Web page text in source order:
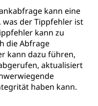
kann eine
was der Tippfehler ist
kann zu
die Abfrage
kann dazu führen,
aktualisiert
haben kann.